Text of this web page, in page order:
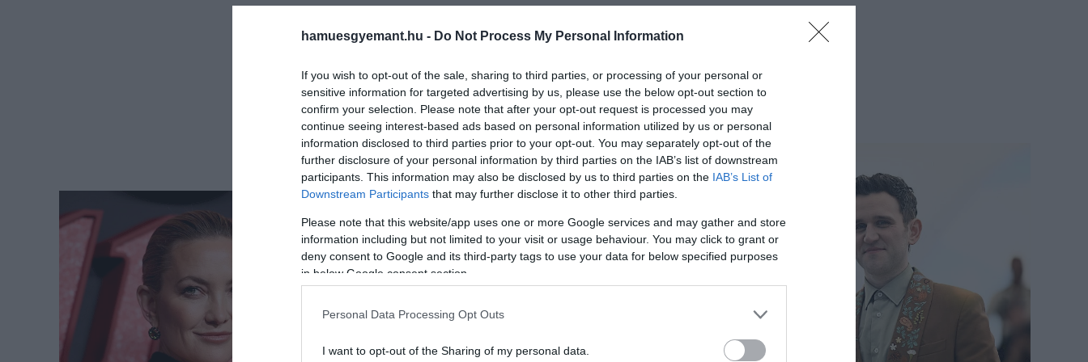
hamuesgyemant.hu - Do Not Process My Personal Information
If you wish to opt-out of the sale, sharing to third parties, or processing of your personal or
sensitive information for targeted advertising by us, please use the below opt-out section to
confirm your selection. Please note that after your opt-out request is processed you may
continue seeing interest-based ads based on personal information utilized by us or personal
information disclosed to third parties prior to your opt-out. You may separately opt-out of the
further disclosure of your personal information by third parties on the IAB’s list of downstream
participants. This information may also be disclosed by us to third parties on the IAB’s List of
Downstream Participants that may further disclose it to other third parties.
Please note that this website/app uses one or more Google services and may gather and store
information including but not limited to your visit or usage behaviour. You may click to grant or
deny consent to Google and its third-party tags to use your data for below specified purposes
in below Google consent section.
Personal Data Processing Opt Outs
I want to opt-out of the Sharing of my personal data.